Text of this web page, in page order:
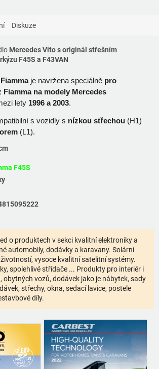
Diskuze
Mercedes Vito s originál střešním
F45S a F43VAN
je navržena speciálně pro
Fiamma na modely Mercedes
lety 1996 a 2003.
s vozidly s nízkou střechou (H1)
(L1).
F45S
o produktech v sekci kvalitní elektroniky a
automobily, dodávky a karavany. Solární
vysoce kvalitní satelitní systémy.
spolehlivé střídače ... Produkty pro interiér i
obytných vozů, dodávek jako je nábytek, sady
střechy, okna, sedací lavice, postele
díly.